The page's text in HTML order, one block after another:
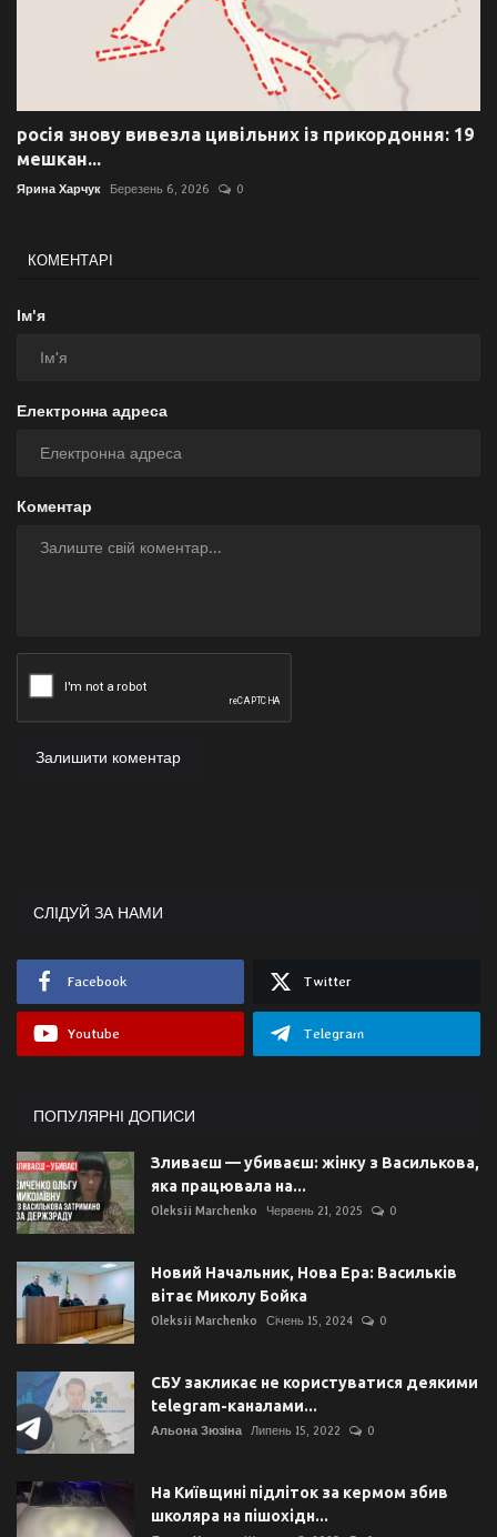
росія знову вивезла цивільних із прикордоння: 19
мешкан...
Ярина Харчук Березень 6, 2026 0
КОМЕНТАРІ
Ім'я
Електронна адреса
Коментар
Залишити коментар
СЛІДУЙ ЗА НАМИ
Facebook Twitter
Youtube Telegram
ПОПУЛЯРНІ ДОПИСИ
Зливаєш — убиваєш: жінку з Василькова,
яка працювала на...
Oleksii Marchenko Червень 21, 2025 0
Новий Начальник, Нова Ера: Васильків
вітає Миколу Бойка
Oleksii Marchenko Січень 15, 2024 0
СБУ закликає не користуватися деякими
telegram-каналами...
Альона Зюзіна Липень 15, 2022 0
На Київщині підліток за кермом збив
школяра на пішохідн...